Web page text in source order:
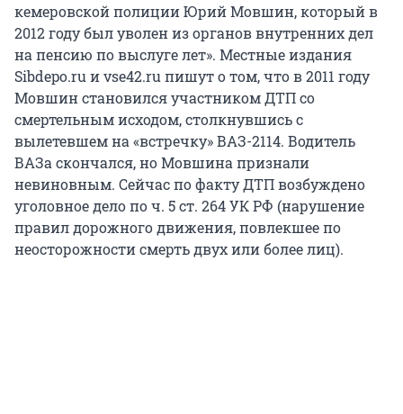
кемеровской полиции Юрий Мовшин, который в
2012 году был уволен из органов внутренних дел
на пенсию по выслуге лет». Местные издания
Sibdepo.ru и vse42.ru пишут о том, что в 2011 году
Мовшин становился участником ДТП со
смертельным исходом, столкнувшись с
вылетевшем на «встречку» ВАЗ-2114. Водитель
ВАЗа скончался, но Мовшина признали
невиновным. Сейчас по факту ДТП возбуждено
уголовное дело по ч. 5 ст. 264 УК РФ (нарушение
правил дорожного движения, повлекшее по
неосторожности смерть двух или более лиц).